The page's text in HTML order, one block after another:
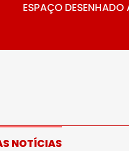
ESPAÇO DESENHADO
NOTÍCIAS